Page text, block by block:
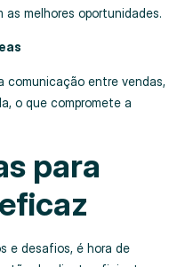
melhores oportunidades.
comunicação entre vendas,
o que compromete a
para
e desafios, é hora de